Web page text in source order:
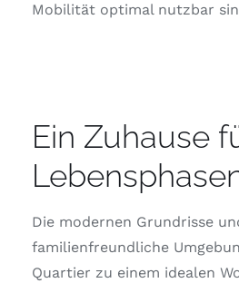
Mobilität optimal nutzbar
Ein Zuhause
Die modernen Grundrisse
familienfreundliche
Quartier zu einem idealen